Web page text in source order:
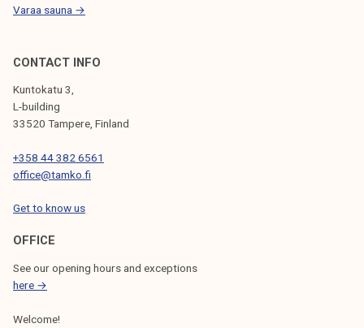
i
l
S
Varaa sauna →
CONTACT INFO
Kuntokatu 3,
L-building
33520 Tampere, Finland
+358 44 382 6561
office@tamko.fi
Get to know us
OFFICE
See our opening hours and exceptions
here →
Welcome!